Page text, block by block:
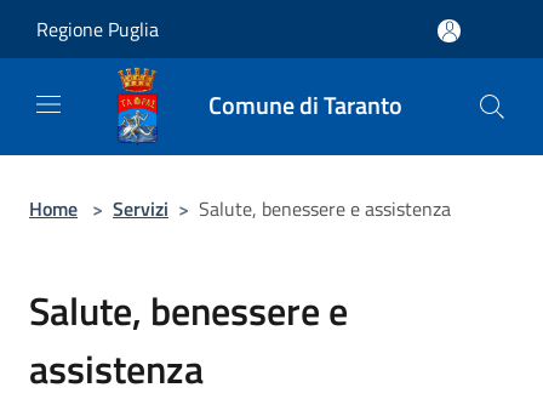
Regione Puglia
Comune di Taranto
Home > Servizi > Salute, benessere e assistenza
Salute, benessere e
assistenza